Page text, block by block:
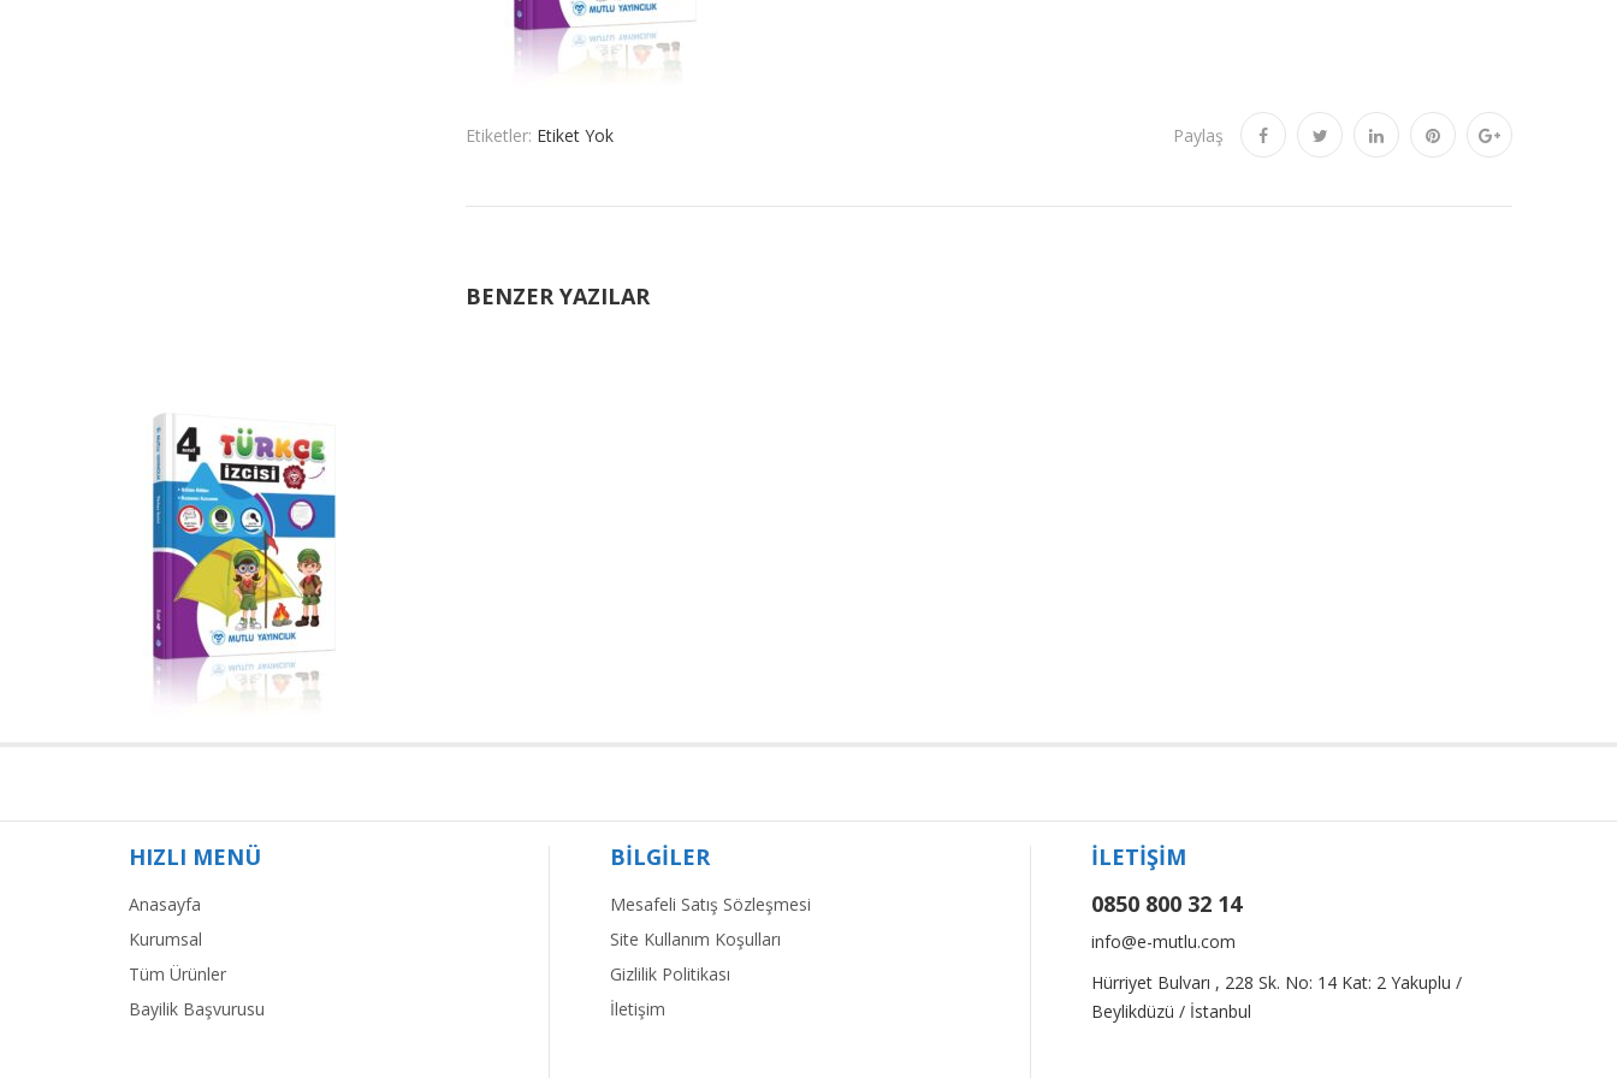
Etiketler: Etiket Yok Paylaş
BENZER YAZILAR
HIZLI MENÜ
Anasayfa
Kurumsal
Tüm Ürünler
Bayilik Başvurusu
BİLGİLER
Mesafeli Satış Sözleşmesi
Site Kullanım Koşulları
Gizlilik Politikası
İletişim
İLETİŞİM
0850 800 32 14
info@e-mutlu.com
Hürriyet Bulvarı , 228 Sk. No: 14 Kat: 2 Yakuplu /
Beylikdüzü / İstanbul